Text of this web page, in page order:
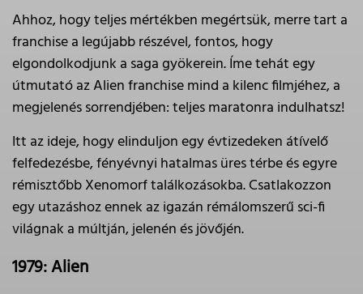
Ahhoz, hogy teljes mértékben megértsük, merre tart a
franchise a legújabb részével, fontos, hogy
elgondolkodjunk a saga gyökerein. Íme tehát egy
útmutató az Alien franchise mind a kilenc filmjéhez, a
megjelenés sorrendjében: teljes maratonra indulhatsz!
Itt az ideje, hogy elinduljon egy évtizedeken átívelő
felfedezésbe, fényévnyi hatalmas üres térbe és egyre
rémisztőbb Xenomorf találkozásokba. Csatlakozzon
egy utazáshoz ennek az igazán rémálomszerű sci-fi
világnak a múltján, jelenén és jövőjén.
1979: Alien